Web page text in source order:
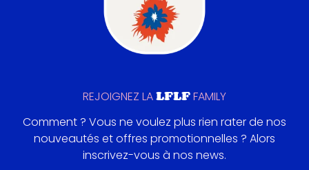
REJOIGNEZ LALFLFFAMILY
Comment ? Vous ne voulez plus rien rater de nos
nouveautés et offres promotionnelles ? Alors
inscrivez-vous à nos news.